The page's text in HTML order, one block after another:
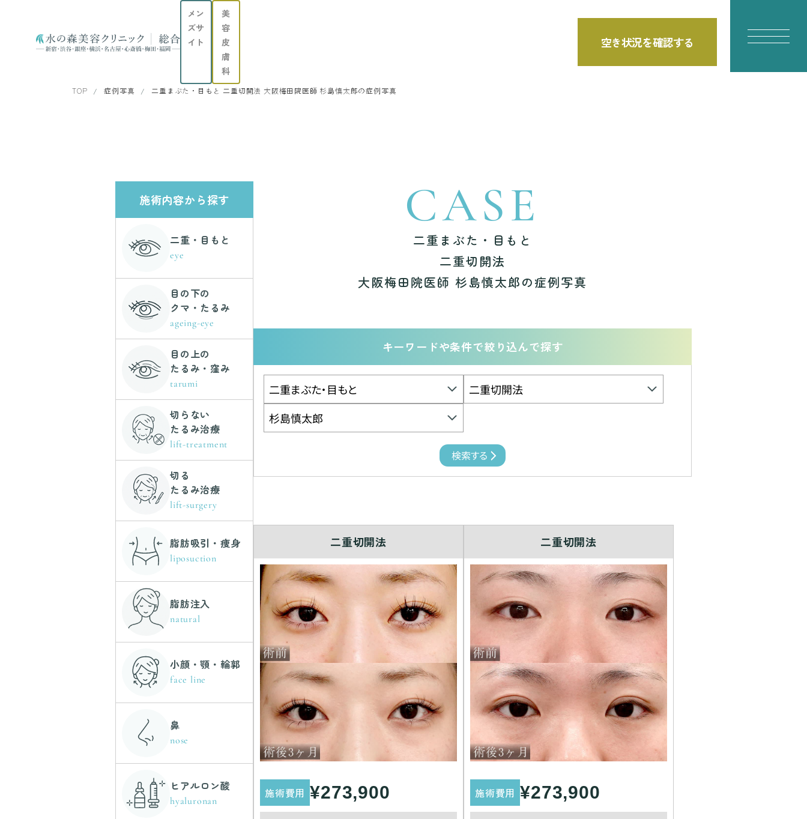
メン
ズサ
イト
美
容
皮
膚
科
空き状況を確認する
TOP 症例写真 二重まぶた・目もと 二重切開法 大阪梅田院医師 杉島慎太郎の症例写真
CASE
二重まぶた・目もと
二重切開法
大阪梅田院医師 杉島慎太郎の症例写真
キーワードや条件で絞り込んで探す
二重切開法
施術費用 ¥273,900
二重切開法
施術費用 ¥273,900
施術内容から探す
二重・目もと
eye
目の下の
クマ・たるみ
ageing-eye
目の上の
たるみ・窪み
tarumi
切らない
たるみ治療
lift-treatment
切る
たるみ治療
lift-surgery
脂肪吸引・痩身
liposuction
脂肪注入
natural
小顔・顎・輪郭
face line
鼻
nose
ヒアルロン酸
hyaluronan